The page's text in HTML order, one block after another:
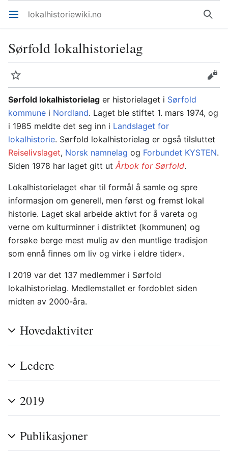
Åpne hovedmenyen lokalhistoriewiki.no Søk
Sørfold lokalhistorielag
Overvåk
Rediger
Sørfold lokalhistorielag er historielaget i Sørfold
kommune i Nordland. Laget ble stiftet 1. mars 1974, og
i 1985 meldte det seg inn i Landslaget for
lokalhistorie. Sørfold lokalhistorielag er også tilsluttet
Reiselivslaget, Norsk namnelag og Forbundet KYSTEN.
Siden 1978 har laget gitt ut Årbok for Sørfold.
Lokalhistorielaget «har til formål å samle og spre
informasjon om generell, men først og fremst lokal
historie. Laget skal arbeide aktivt for å vareta og
verne om kulturminner i distriktet (kommunen) og
forsøke berge mest mulig av den muntlige tradisjon
som ennå finnes om liv og virke i eldre tider».
I 2019 var det 137 medlemmer i Sørfold
lokalhistorielag. Medlemstallet er fordoblet siden
midten av 2000-åra.
Hovedaktiviter
Ledere
2019
Publikasjoner